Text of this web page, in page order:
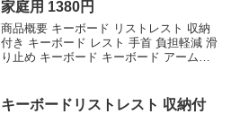
家庭用 1380円
商品概要 キーボード リストレスト 収納
付き キーボード レスト 手首 負担軽減 滑
り止め キーボード キーボード アームレ
けします。 商品名 キーボード リ...
キーボードリストレスト 収納付